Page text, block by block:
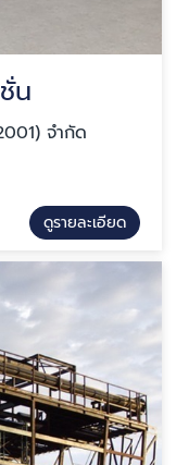
น
จำกัด
ดูรายละเอียด